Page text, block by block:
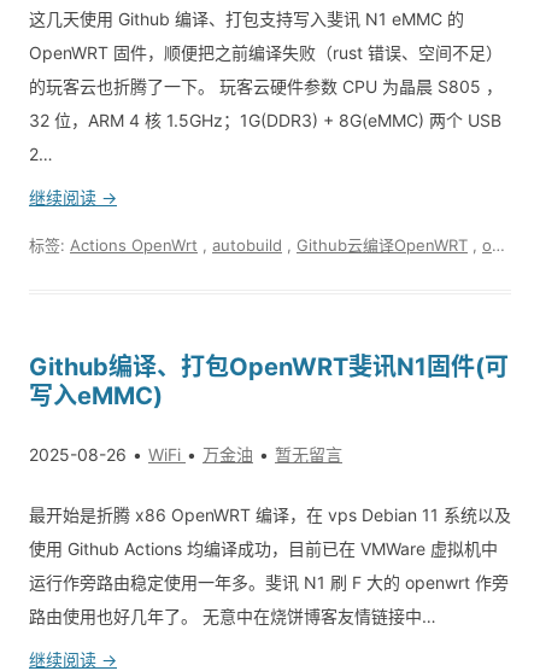
这几天使用 Github 编译、打包支持写入斐讯 N1 eMMC 的
OpenWRT 固件，顺便把之前编译失败（rust 错误、空间不足）
的玩客云也折腾了一下。 玩客云硬件参数 CPU 为晶晨 S805 ，
32 位，ARM 4 核 1.5GHz；1G(DDR3) + 8G(eMMC) 两个 USB
2…
继续阅读 →
标签: Actions OpenWrt autobuild Github云编译OpenWRT onecloud openwrt
Github编译、打包OpenWRT斐讯N1固件(可
写入eMMC)
2025-08-26 WiFi 万金油 暂无留言
最开始是折腾 x86 OpenWRT 编译，在 vps Debian 11 系统以及
使用 Github Actions 均编译成功，目前已在 VMWare 虚拟机中
运行作旁路由稳定使用一年多。斐讯 N1 刷 F 大的 openwrt 作旁
路由使用也好几年了。 无意中在烧饼博客友情链接中…
继续阅读 →